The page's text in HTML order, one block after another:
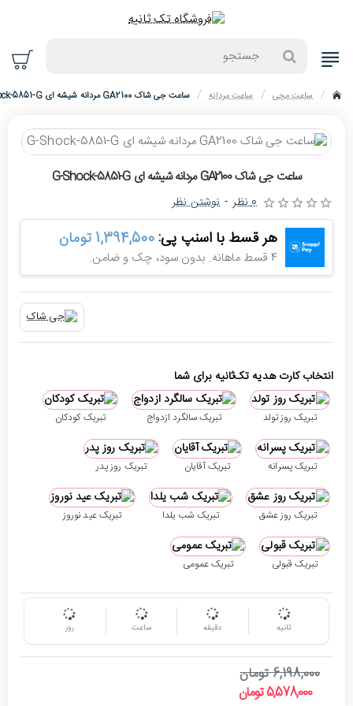
home
ساعت مچی ساعت مردانه ساعت جی شاک GA2100 مردانه شیشه ای G-Shock-5851-G
ساعت جی شاک GA2100 مردانه شیشه ای G-Shock-5851-G
هر قسط با اسنپ پی:1,394,500 تومان
4 قسط ماهانه. بدون سود، چک و ضامن.
0 نظر - نوشتن نظر
روز ساعت دقیقه ثانیه
5,578,000 تومان
6,198,000 تومان
انتخاب کارت هدیه تک‌ثانیه برای شما
تبریک روز تولد تبریک سالگرد ازدواج تبریک کودکان
تبریک پسرانه تبریک آقایان تبریک روز پدر
تبریک روز عشق تبریک شب یلدا تبریک عید نوروز
تبریک قبولی تبریک عمومی